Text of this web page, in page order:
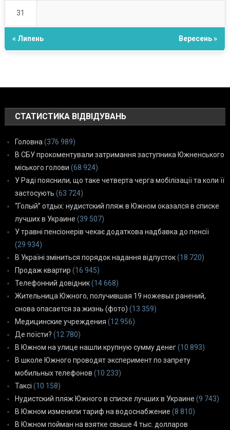
31
« Липень Вересень »
СТАТИСТИКА ВІДВІДУВАНЬ
Головна (376 989)
В СБУ прокоментували затримання заступника Южненського
міського голови (68 924)
У Раді пояснили, що таке четверта черга мобілізації та коли її
застосують (63 724)
“Голый” отдых: нудистский пляж в Южном оказался в списке
лучших в Украине (39 507)
У травні пенсіонерів чекає додаткова надбавка до пенсії
(29 934)
В Україні зміниться порядок надання відпусток(18 720)
Продаж квартир (16 945)
Телефонний довідник(14 668)
Жительница Южного, получившая 19 ножевых ранений,
снова опасается за жизнь (фото) (13 359)
Медицинские учреждения (12 956)
Де поїсти? (12 780)
В Южном на улице нашли крупную сумму денег(10 893)
В школе Южного проводят эксперимент по запрету
мобильных телефонов (10 233)
Таксі (10 158)
Нудистский пляж Южного в списке лучших в Украине (9 743)
В Южном изменили тариф на водоснабжение (8 810)
В Южном пойман на взятке свыше 4 тыс. долларов